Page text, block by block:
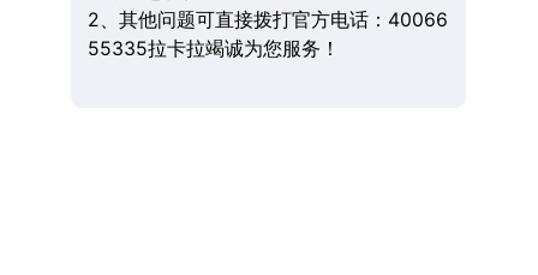
2、其他问题可直接拨打官方电话：40066
55335拉卡拉竭诚为您服务！